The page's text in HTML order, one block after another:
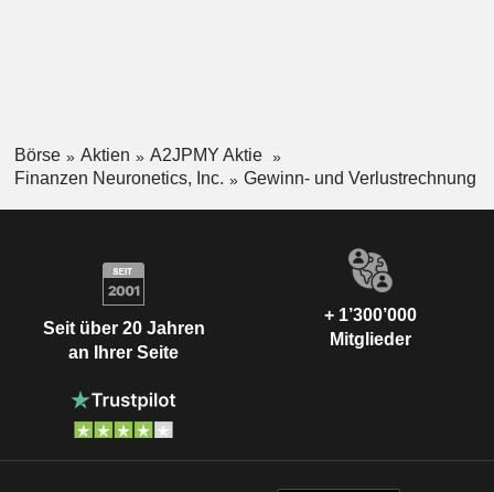
Börse Aktien
A2JPMY Aktie
Finanzen Neuronetics, Inc.
Gewinn- und Verlustrechnung
Seit über 20 Jahren
an Ihrer Seite
+ 1’300’000
Mitglieder